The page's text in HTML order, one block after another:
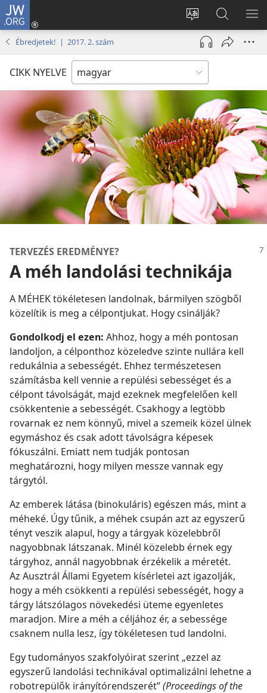
JW.ORG
Oldal
nyelvének
megváltoztatása
Bejelentkezés
(opens
window)
Keresés
a jw.org
honlapon
Ébredjetek! | 2017. 2. szám
CIKK NYELVE
TERVEZÉS EREDMÉNYE?
A méh landolási technikája
A MÉHEK tökéletesen landolnak, bármilyen szögből
közelítik is meg a célpontjukat. Hogy csinálják?
Gondolkodj el ezen: Ahhoz, hogy a méh pontosan
landoljon, a célponthoz közeledve szinte nullára kell
redukálnia a sebességét. Ehhez természetesen
számításba kell vennie a repülési sebességet és a
célpont távolságát, majd ezeknek megfelelően kell
csökkentenie a sebességét. Csakhogy a legtöbb
rovarnak ez nem könnyű, mivel a szemeik közel ülnek
egymáshoz és csak adott távolságra képesek
fókuszálni. Emiatt nem tudják pontosan
meghatározni, hogy milyen messze vannak egy
tárgytól.
Az emberek látása (binokuláris) egészen más, mint a
méheké. Úgy tűnik, a méhek csupán azt az egyszerű
tényt veszik alapul, hogy a tárgyak közelebbről
nagyobbnak látszanak. Minél közelebb érnek egy
tárgyhoz, annál nagyobbnak érzékelik a méretét.
Az Ausztrál Állami Egyetem kísérletei azt igazolják,
hogy a méh csökkenti a repülési sebességét, hogy a
tárgy látszólagos növekedési üteme egyenletes
maradjon. Mire a méh a céljához ér, a sebessége
csaknem nulla lesz, így tökéletesen tud landolni.
Egy tudományos szakfolyóirat szerint „ezzel az
egyszerű landolási technikával optimalizálni lehetne a
robotrepülők irányítórendszerét”(Proceedings of the